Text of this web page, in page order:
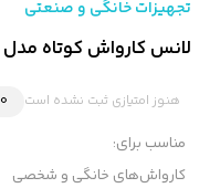
تجهیزات خانگی و صنعتی
لانس کارواش کوتاه مدل WXA05
هنوز امتیازی ثبت نشده است 0 دیدگاه
مناسب برای:
کارواش‌های خانگی و شخصی